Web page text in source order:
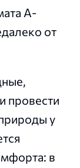
A-
от
провести
у
в